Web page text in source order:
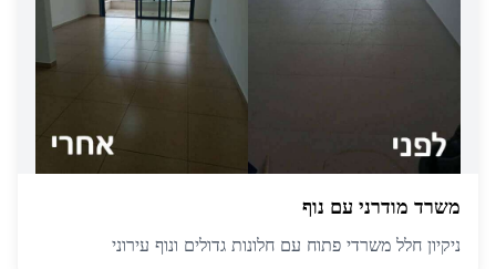
משרד מודרני עם נוף
ניקיון חלל משרדי פתוח עם חלונות גדולים ונוף עירוני